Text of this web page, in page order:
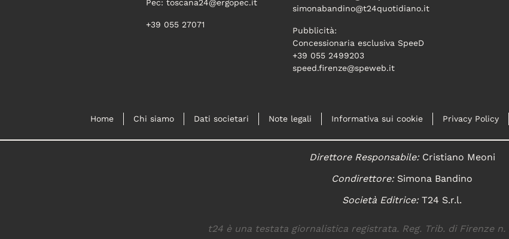
Pec: toscana24@ergopec.it
+39 055 27071
simonabandino@t24quotidiano.it
Pubblicità:
Concessionaria esclusiva SpeeD
+39 055 2499203
speed.firenze@speweb.it
Home Chi siamo Dati societari Note legali Informativa sui cookie Privacy Policy
Direttore Responsabile:Cristiano Meoni
Condirettore:Simona Bandino
Società Editrice:T24 S.r.l.
t24 è una testata giornalistica registrata. Reg. Trib. di Firenze n.